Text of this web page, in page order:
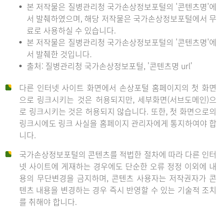
본 저작물은 질병관리청 국가손상정보포털의 '콘텐츠명'에
서 발췌하였으며, 해당 저작물은 국가손상정보포털에서 무
료로 사용하실 수 있습니다.
본 저작물은 질병관리청 국가손상정보포털의 '콘텐츠명'에
서 발췌한 것입니다.
출처: 질병관리청 국가손상정보포털, '콘텐츠명 url'
다른 인터넷 사이트 화면에서 손상포털 홈페이지의 첫 화면
으로 링크시키는 것은 허용되지만, 세부화면(서브도메인)으
로 링크시키는 것은 허용되지 않습니다. 또한, 첫 화면으로의
링크시에도 링크 사실을 홈페이지 관리자에게 통지하여야 합
니다.
국가손상정보포털의 콘텐츠를 적법한 절차에 따라 다른 인터
넷 사이트에 게재하는 경우에도 단순한 오류 정정 이외에 내
용의 무단변경을 금지하며, 콘텐츠 사용자는 저작권자가 콘
텐츠 내용을 변경하는 경우 즉시 반영할 수 있는 기술적 조치
를 취해야 합니다.